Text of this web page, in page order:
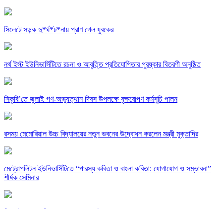
সিলেটে সড়ক দু*র্ঘ*ট*নায় প্রাণ গেল যুবকের
নর্থ ইস্ট ইউনিভার্সিটিতে রচনা ও আবৃত্তি প্রতিযোগিতার পুরষ্কার বিতরণী অনুষ্ঠিত
সিকৃবি’তে জুলাই গণ-অভ্যুত্থান দিবস উপলক্ষে বৃক্ষরোপণ কর্মসুচি পালন
রসময় মেমোরিয়াল উচ্চ বিদ্যালয়ের নতুন ভবনের উদ্বোধন করলেন মন্ত্রী মুক্তাদির
মেট্রোপলিটন ইউনিভার্সিটিতে “পারস্য কবিতা ও বাংলা কবিতা: যোগাযোগ ও সম্ভাবনা”
শীর্ষক সেমিনার